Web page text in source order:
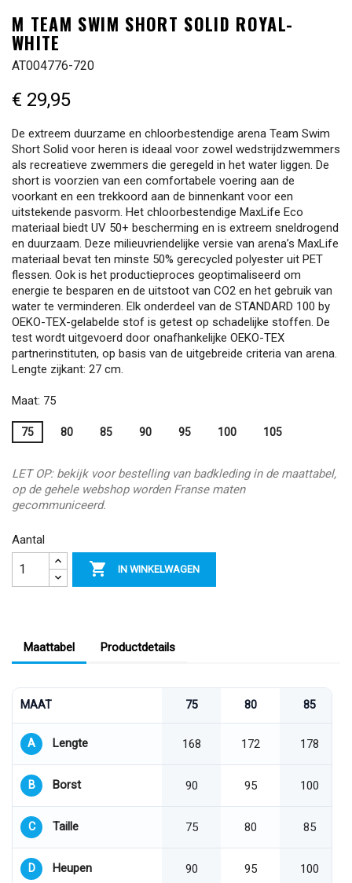
M TEAM SWIM SHORT SOLID ROYAL-
WHITE
AT004776-720
€ 29,95
De extreem duurzame en chloorbestendige arena Team Swim
Short Solid voor heren is ideaal voor zowel wedstrijdzwemmers
als recreatieve zwemmers die geregeld in het water liggen. De
short is voorzien van een comfortabele voering aan de
voorkant en een trekkoord aan de binnenkant voor een
uitstekende pasvorm. Het chloorbestendige MaxLife Eco
materiaal biedt UV 50+ bescherming en is extreem sneldrogend
en duurzaam. Deze milieuvriendelijke versie van arena’s MaxLife
materiaal bevat ten minste 50% gerecycled polyester uit PET
flessen. Ook is het productieproces geoptimaliseerd om
energie te besparen en de uitstoot van CO2 en het gebruik van
water te verminderen. Elk onderdeel van de STANDARD 100 by
OEKO-TEX-gelabelde stof is getest op schadelijke stoffen. De
test wordt uitgevoerd door onafhankelijke OEKO-TEX
partnerinstituten, op basis van de uitgebreide criteria van arena.
Lengte zijkant: 27 cm.
Maat: 75
75 80 85 90 95 100 105
LET OP: bekijk voor bestelling van badkleding in de maattabel,
op de gehele webshop worden Franse maten
gecommuniceerd.
Aantal
 IN WINKELWAGEN
Maattabel Productdetails
MAAT 75 80 85
A Lengte 168 172 178
B Borst 90 95 100
C Taille 75 80 85
D Heupen 90 95 100